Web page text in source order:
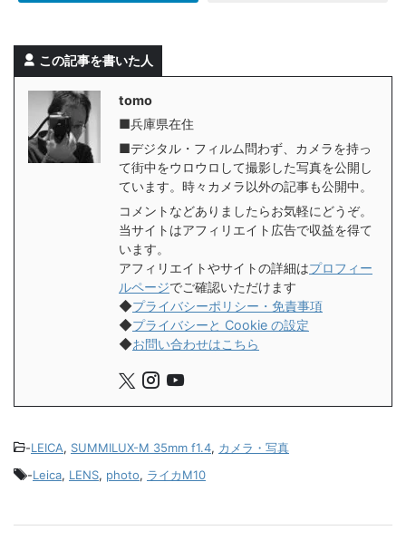
この記事を書いた人
tomo
■兵庫県在住
■デジタル・フィルム問わず、カメラを持っ
て街中をウロウロして撮影した写真を公開し
ています。時々カメラ以外の記事も公開中。
コメントなどありましたらお気軽にどうぞ。
当サイトはアフィリエイト広告で収益を得て
います。
アフィリエイトやサイトの詳細はプロフィー
ルページでご確認いただけます
◆プライバシーポリシー・免責事項
◆プライバシーと Cookie の設定
◆お問い合わせはこちら
-LEICA, SUMMILUX-M 35mm f1.4, カメラ・写真
-Leica, LENS, photo, ライカM10